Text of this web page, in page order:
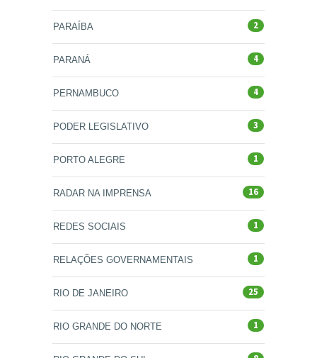
PARAÍBA 2
PARANÁ 4
PERNAMBUCO 4
PODER LEGISLATIVO 3
PORTO ALEGRE 1
RADAR NA IMPRENSA 16
REDES SOCIAIS 1
RELAÇÕES GOVERNAMENTAIS 1
RIO DE JANEIRO 25
RIO GRANDE DO NORTE 1